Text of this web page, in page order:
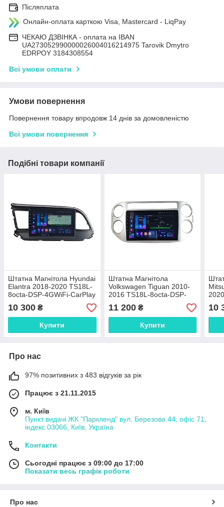
Післяплата
Онлайн-оплата карткою Visa, Mastercard - LiqPay
ЧЕКАЮ ДЗВІНКА - оплата на IBAN
UA273052990000026004016214975 Tarovik Dmytro
EDRPOY 3184308554
Всі умови оплати
Умови повернення
Повернення товару впродовж 14 днів за домовленістю
Всі умови повернення
Подібні товари компанії
Штатна Магнітола Hyundai
Elantra 2018-2020 TS18L-
8octa-DSP-4GWiFi-CarPlay
10 300 ₴
Купити
Штатна Магнітола
Volkswagen Tiguan 2010-
2016 TS18L-8octa-DSP-
11 200₴
Купити
10
Про нас
97% позитивних з 483 відгуків за рік
Працює з 21.11.2015
м. Київ
Пункт видачі ЖК "Паркленд" вул. Березова 44, офіс 71,
індекс 03066, Київ, Україна
Контакти
Сьогодні працює з 09:00 до 17:00
Показати весь графік роботи
Про нас